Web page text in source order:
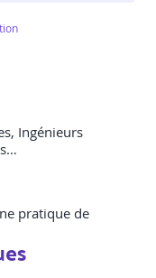
Ingénieurs
pratique de